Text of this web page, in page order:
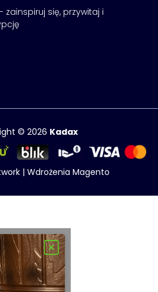
zainspiruj się, przywitaj i
© 2026 Kadax
| Wdrożenia Magento